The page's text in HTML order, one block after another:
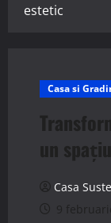
estetic
Casa si
un
Casa
9